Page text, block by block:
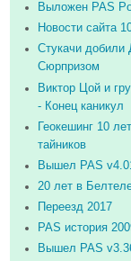
Выложен PAS
Новости сайта
Стукачи добили
Сюрпризом
Виктор Цой и
- Конец каникул
Геокешинг 10
тайников
Вышел PAS
20 лет в
Переезд 2017
PAS история
Вышел PAS